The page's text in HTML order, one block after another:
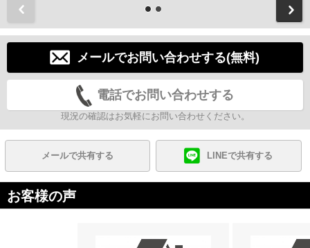
メールでお問い合わせする(無料)
電話でお問い合わせする
現況の確認はお気軽にお問い合わせください。
メールで共有する LINEで共有する
お客様の声